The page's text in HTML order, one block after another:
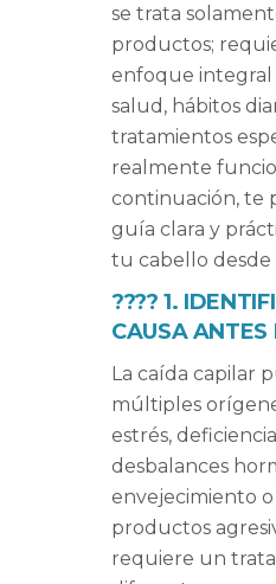
se trata
productos;
enfoque
salud, hábitos
tratamientos
realmente
continuación, te
guía clara y
tu cabello desde
????1.
CAUSA ANTES
La caída capilar
múltiples
estrés,
desbalances
envejecimiento
productos
requiere un